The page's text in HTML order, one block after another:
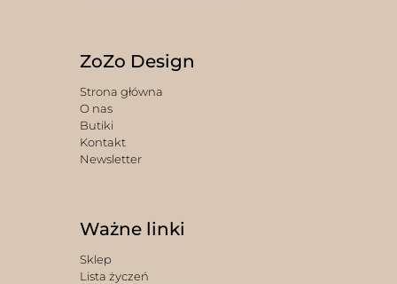
ZoZo Design
Strona główna
O nas
Butiki
Kontakt
Newsletter
Ważne linki
Sklep
Lista życzeń